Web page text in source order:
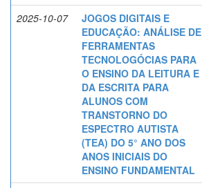
2025-10-07
JOGOS DIGITAIS E
EDUCAÇÃO: ANÁLISE DE
FERRAMENTAS
TECNOLOGÓCIAS PARA
O ENSINO DA LEITURA E
DA ESCRITA PARA
ALUNOS COM
TRANSTORNO DO
ESPECTRO AUTISTA
(TEA) DO 5° ANO DOS
ANOS INICIAIS DO
ENSINO FUNDAMENTAL